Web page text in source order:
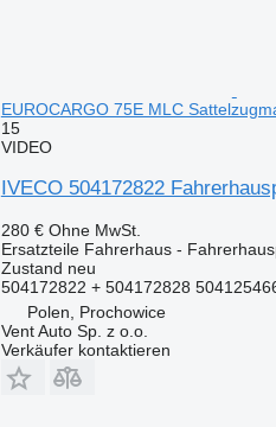
EUROCARGO 75E MLC
15
VIDEO
IVECO 504172822
280 € Ohne MwSt.
Ersatzteile Fahrerhaus -
Zustand neu
504172822 + 504172828
Polen, Prochowice
Vent Auto Sp. z o.o.
Verkäufer kontaktieren